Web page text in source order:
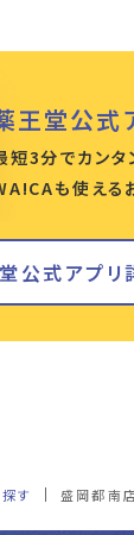
王堂公式
短3分でカンタ
も使える
公式アプリ
す 盛岡都南